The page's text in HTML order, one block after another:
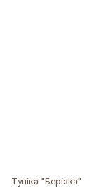
Туніка "Берізка"